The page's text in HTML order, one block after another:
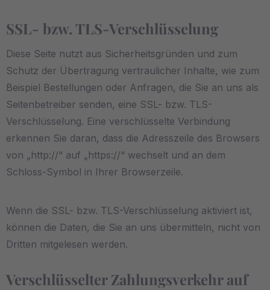
SSL- bzw. TLS-Verschlüsselung
Diese Seite nutzt aus Sicherheitsgründen und zum
Schutz der Übertragung vertraulicher Inhalte, wie zum
Beispiel Bestellungen oder Anfragen, die Sie an uns als
Seitenbetreiber senden, eine SSL- bzw. TLS-
Verschlüsselung. Eine verschlüsselte Verbindung
erkennen Sie daran, dass die Adresszeile des Browsers
von „http://“ auf „https://“ wechselt und an dem
Schloss-Symbol in Ihrer Browserzeile.
Wenn die SSL- bzw. TLS-Verschlüsselung aktiviert ist,
können die Daten, die Sie an uns übermitteln, nicht von
Dritten mitgelesen werden.
Verschlüsselter Zahlungsverkehr auf